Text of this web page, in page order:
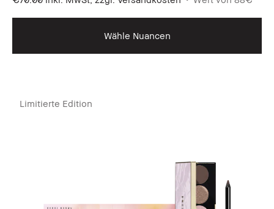
Wähle Nuancen
Limitierte Edition